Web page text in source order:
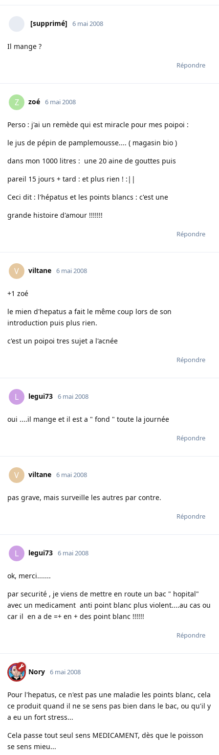
[supprimé] 6 mai 2008
Il mange ?
Répondre
Z zoé 6 mai 2008
Perso : j'ai un remède qui est miracle pour mes poipoi :
le jus de pépin de pamplemousse.... ( magasin bio )
dans mon 1000 litres : une 20 aine de gouttes puis
pareil 15 jours + tard : et plus rien ! :||
Ceci dit : l'hépatus et les points blancs : c'est une
grande histoire d'amour !!!!!!!
Répondre
V viltane 6 mai 2008
+1 zoé
le mien d'hepatus a fait le même coup lors de son
introduction puis plus rien.
c'est un poipoi tres sujet a l'acnée
Répondre
L legui73 6 mai 2008
oui ....il mange et il est a " fond " toute la journée
Répondre
V viltane 6 mai 2008
pas grave, mais surveille les autres par contre.
Répondre
L legui73 6 mai 2008
ok, merci.......
par securité , je viens de mettre en route un bac " hopital"
avec un medicament anti point blanc plus violent....au cas ou
car il en a de =+ en + des point blanc !!!!!!
Répondre
Nory 6 mai 2008
Pour l'hepatus, ce n'est pas une maladie les points blanc, cela
ce produit quand il ne se sens pas bien dans le bac, ou qu'il y
a eu un fort stress...
Cela passe tout seul sens MEDICAMENT, dès que le poisson
se sens mieu...